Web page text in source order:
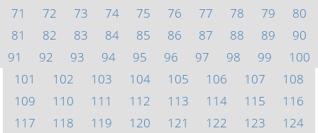
71
72 73 74 75 76 77 78 79
80
81
82 83 84 85 86 87 88 89
90
91
92 93 94 95 96 97 98 99
100
101
102 103 104 105 106 107
108
109
110 111 112 113 114 115
116
117
118 119 120 121 122 123
124